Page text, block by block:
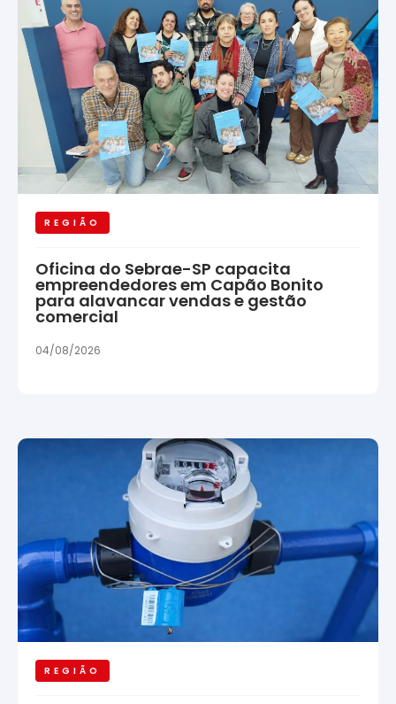
REGIÃO
Oficina do Sebrae-SP capacita
empreendedores em Capão Bonito
para alavancar vendas e gestão
comercial
04/08/2026
REGIÃO